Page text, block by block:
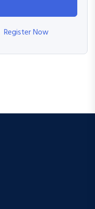
Register Now